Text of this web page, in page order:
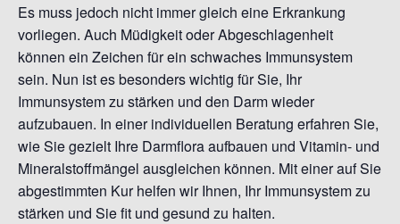
Es muss jedoch nicht immer gleich eine Erkrankung
vorliegen. Auch Müdigkeit oder Abgeschlagenheit
können ein Zeichen für ein schwaches Immunsystem
sein. Nun ist es besonders wichtig für Sie, Ihr
Immunsystem zu stärken und den Darm wieder
aufzubauen. In einer individuellen Beratung erfahren Sie,
wie Sie gezielt Ihre Darmflora aufbauen und Vitamin- und
Mineralstoffmängel ausgleichen können. Mit einer auf Sie
abgestimmten Kur helfen wir Ihnen, Ihr Immunsystem zu
stärken und Sie fit und gesund zu halten.